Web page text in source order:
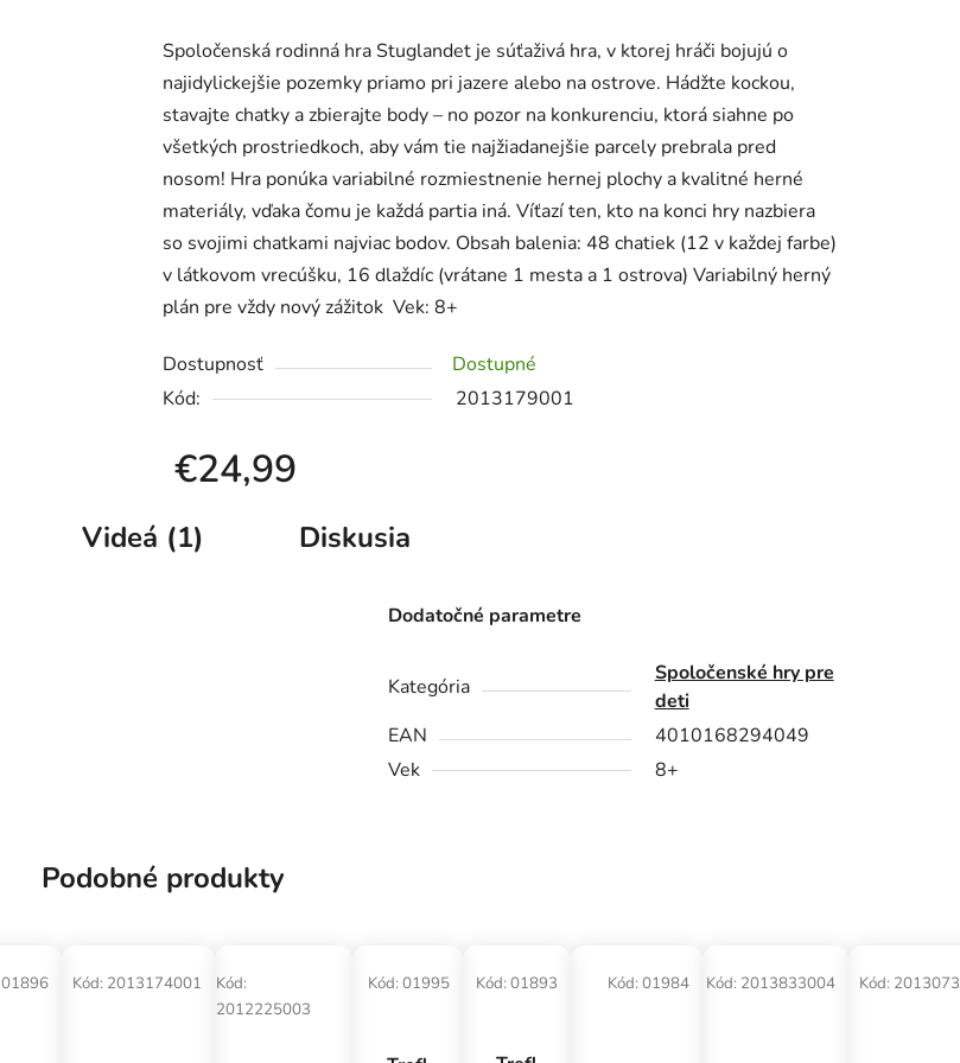
je
0,0
z
5
hviezdičiek.
Spoločenská rodinná hra Stuglandet je súťaživá hra, v ktorej hráči bojujú o
najidylickejšie pozemky priamo pri jazere alebo na ostrove. Hádžte kockou,
stavajte chatky a zbierajte body – no pozor na konkurenciu, ktorá siahne po
všetkých prostriedkoch, aby vám tie najžiadanejšie parcely prebrala pred
nosom! Hra ponúka variabilné rozmiestnenie hernej plochy a kvalitné herné
materiály, vďaka čomu je každá partia iná. Víťazí ten, kto na konci hry nazbiera
so svojimi chatkami najviac bodov. Obsah balenia: 48 chatiek (12 v každej farbe)
v látkovom vrecúšku, 16 dlaždíc (vrátane 1 mesta a 1 ostrova) Variabilný herný
plán pre vždy nový zážitok Vek: 8+
Dostupnosť
Dostupné
Kód:
2013179001
€24,99
Videá (1) Diskusia
Dodatočné parametre
Kategória
Spoločenské hry pre
deti
EAN
4010168294049
Vek
8+
Podobné produkty
01896 Kód: 2013174001
Kód:
2012225003
Kód: 01995 Kód: 01893 Kód: 01984 Kód: 2013833004 Kód: